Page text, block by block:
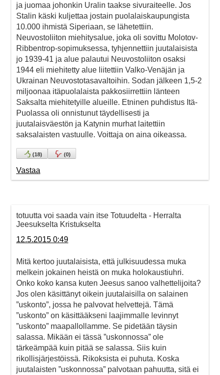
ja juomaa johonkin Uralin taakse sivuraiteelle. Jos
Stalin käski kuljettaa jostain puolalaiskaupungista
10.000 ihmistä Siperiaan, se lähetettiin.
Neuvostoliiton miehitysalue, joka oli sovittu Molotov-
Ribbentrop-sopimuksessa, tyhjennettiin juutalaisista
jo 1939-41 ja alue palautui Neuvostoliiton osaksi
1944 eli miehitetty alue liitettiin Valko-Venäjän ja
Ukrainan Neuvostotasavaltoihin. Sodan jälkeen 1,5-2
miljoonaa itäpuolalaista pakkosiirrettiin länteen
Saksalta miehitetyille alueille. Etninen puhdistus Itä-
Puolassa oli onnistunut täydellisesti ja
juutalaisväestön ja Katynin murhat laitettiin
saksalaisten vastuulle. Voittaja on aina oikeassa.
(18) (0)
Vastaa
totuutta voi saada vain itse Totuudelta - Herralta
Jeesukselta Kristukselta
12.5.2015 0:49
Mitä kertoo juutalaisista, että julkisuudessa muka
melkein jokainen heistä on muka holokaustiuhri.
Onko koko kansa kuten Jeesus sanoo valhettelijoita?
Jos olen käsittänyt oikein juutalaisilla on salainen
”uskonto”, jossa he palvovat helvettejä. Tämä
”uskonto” on käsittääkseni laajimmalle levinnyt
”uskonto” maapallollamme. Se pidetään täysin
salassa. Mikään ei tässä ”uskonnossa” ole
tärkeämpää kuin pitää se salassa. Siis kuin
rikollisjärjestöissä. Rikoksista ei puhuta. Koska
juutalaisten ”uskonnossa” palvotaan pahuutta, sitä ei